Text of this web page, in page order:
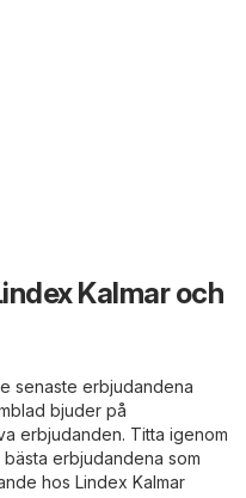
Kalmar och
senaste erbjudandena
bjuder på
erbjudanden. Titta igenom
erbjudandena som
hos Lindex Kalmar